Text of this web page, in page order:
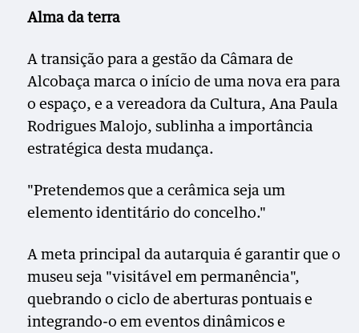
Alma da terra
A transição para a gestão da Câmara de
Alcobaça marca o início de uma nova era para
o espaço, e a vereadora da Cultura, Ana Paula
Rodrigues Malojo, sublinha a importância
estratégica desta mudança.
"Pretendemos que a cerâmica seja um
elemento identitário do concelho."
A meta principal da autarquia é garantir que o
museu seja "visitável em permanência",
quebrando o ciclo de aberturas pontuais e
integrando-o em eventos dinâmicos e